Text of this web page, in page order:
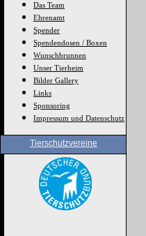
Das Team
Ehrenamt
Spender
Spendendosen / Boxen
Wunschbrunnen
Unser Tierheim
Bilder Gallery
Links
Sponsoring
Impressum und Datenschutz
Tierschutzvereine